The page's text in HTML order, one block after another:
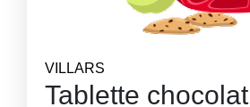
VILLARS
Tablette